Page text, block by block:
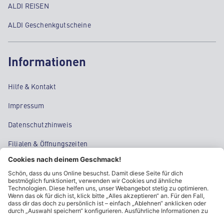
ALDI REISEN
ALDI Geschenkgutscheine
Informationen
Hilfe & Kontakt
Impressum
Datenschutzhinweis
Filialen & Öffnungszeiten
Kontakt
Cookie-Einstellungen
Kundeninformationen